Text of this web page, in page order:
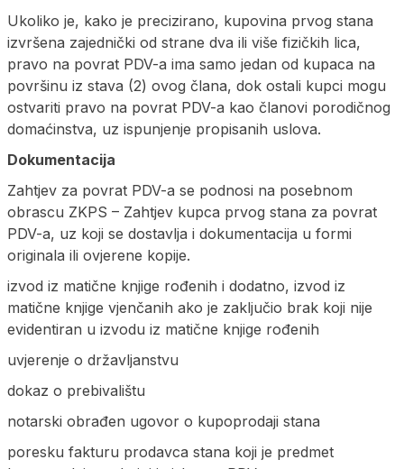
Ukoliko je, kako je precizirano, kupovina prvog stana
izvršena zajednički od strane dva ili više fizičkih lica,
pravo na povrat PDV-a ima samo jedan od kupaca na
površinu iz stava (2) ovog člana, dok ostali kupci mogu
ostvariti pravo na povrat PDV-a kao članovi porodičnog
domaćinstva, uz ispunjenje propisanih uslova.
Dokumentacija
Zahtjev za povrat PDV-a se podnosi na posebnom
obrascu ZKPS – Zahtjev kupca prvog stana za povrat
PDV-a, uz koji se dostavlja i dokumentacija u formi
originala ili ovjerene kopije.
izvod iz matične knjige rođenih i dodatno, izvod iz
matične knjige vjenčanih ako je zaključio brak koji nije
evidentiran u izvodu iz matične knjige rođenih
uvjerenje o državljanstvu
dokaz o prebivalištu
notarski obrađen ugovor o kupoprodaji stana
poresku fakturu prodavca stana koji je predmet